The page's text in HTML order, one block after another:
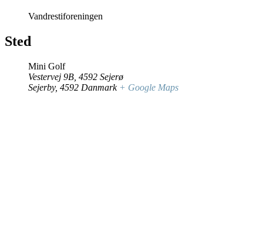
Vandrestiforeningen
Sted
Mini Golf
Vestervej 9B, 4592 Sejerø
Sejerby, 4592 Danmark + Google Maps